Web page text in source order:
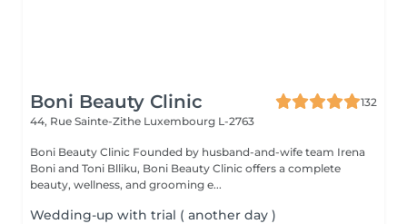
Boni Beauty Clinic
132
44, Rue Sainte-Zithe Luxembourg L-2763
Boni Beauty Clinic Founded by husband-and-wife team Irena
Boni and Toni Blliku, Boni Beauty Clinic offers a complete
beauty, wellness, and grooming e...
Wedding-up with trial ( another day )